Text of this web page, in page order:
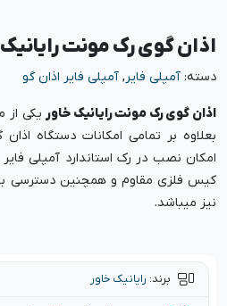
اذان گوی رک مونت
دسته: آمپلی فایر, آمپلی فایر اذان گو
اذان گوی رک مونت رایانیک خاوریکی از
بعلاوه بر تمامی امکانات دستگاه
امکان نصب در رک استاندارد آمپلی
کیس فلزی مقاوم و همچنین دسترسی
نیز میباشد.
برند: رایانیک خاور